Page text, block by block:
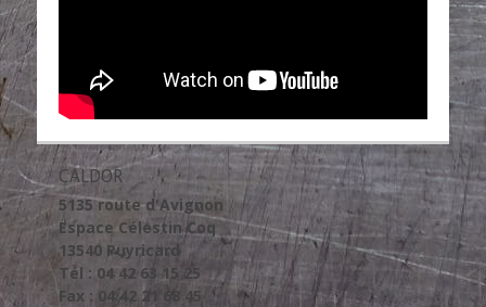
CALDOR
5135 route d'Avignon
Espace Célestin Coq
13540 Puyricard
Tél : 04 42 63 15 25
Fax : 04 42 21 68 45